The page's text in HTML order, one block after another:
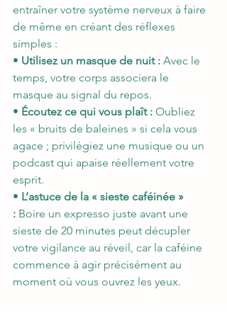
entraîner votre système nerveux à faire
de même en créant des réflexes
simples :
• Utilisez un masque de nuit : Avec le
temps, votre corps associera le
masque au signal du repos.
• Écoutez ce qui vous plaît : Oubliez
les « bruits de baleines » si cela vous
agace ; privilégiez une musique ou un
podcast qui apaise réellement votre
esprit.
• L’astuce de la « sieste caféinée »
: Boire un expresso juste avant une
sieste de 20 minutes peut décupler
votre vigilance au réveil, car la caféine
commence à agir précisément au
moment où vous ouvrez les yeux.